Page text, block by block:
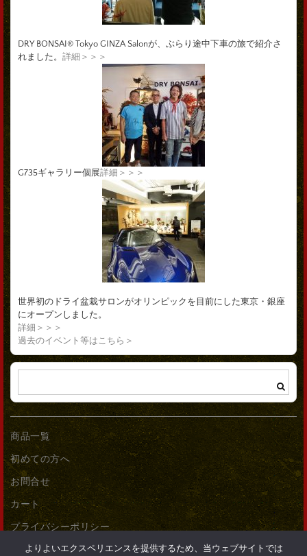
DRY BONSAI® Tokyo GINZA Salonが、ぶらり途中下車の旅で紹介さ
れました。 詳細＞＞＞
G735ギャラリー個展詳細＞＞＞
世界初のドライ盆栽サロンがオリンピックを目前にした東京・銀座
にオープンしました。
詳細＞＞＞
過去のイベント等はこちら＞
商品一覧
初めての方へ
お問合せ
カート
プライバシーポリシー
よりよいエクスペリエンスを提供するため、当ウェブサイトでは